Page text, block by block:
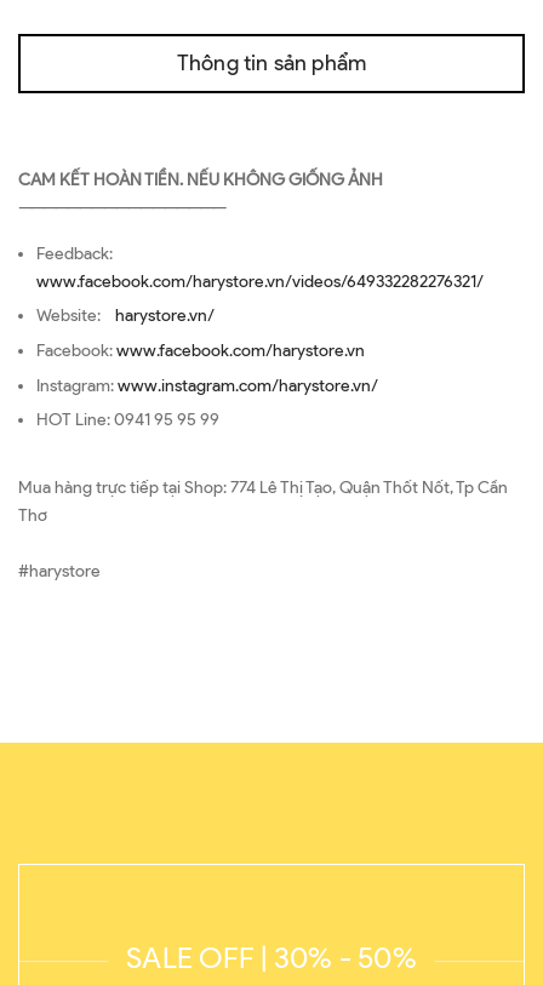
Thông tin sản phẩm
CAM KẾT HOÀN TIỀN. NẾU KHÔNG GIỐNG ẢNH
—————————————————
Feedback:
www.facebook.com/harystore.vn/videos/649332282276321/
Website: harystore.vn/
Facebook:www.facebook.com/harystore.vn
Instagram:www.instagram.com/harystore.vn/
HOT Line: 0941 95 95 99
Mua hàng trực tiếp tại Shop: 774 Lê Thị Tạo, Quận Thốt Nốt, Tp Cần
Thơ
#harystore
SALE OFF | 30% - 50%